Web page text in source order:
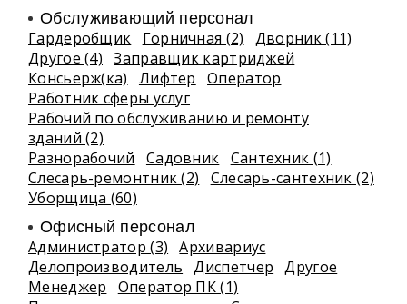
Обслуживающий персонал
Гардеробщик Горничная (2)
Дворник (11)
Другое (4)
Заправщик картриджей
Консьерж(ка)
Лифтер
Оператор
Работник сферы услуг
Рабочий по обслуживанию и ремонту
зданий (2)
Разнорабочий
Садовник Сантехник (1)
Слесарь-ремонтник (2)
Слесарь-сантехник (2)
Уборщица (60)
Офисный персонал
Администратор (3)
Архивариус
Делопроизводитель
Диспетчер
Другое
Менеджер
Оператор ПК (1)